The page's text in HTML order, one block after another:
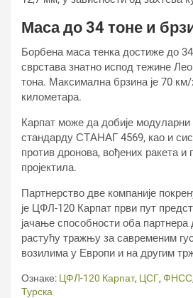
Маса до 34 тоне и
Борбена маса тенка достиже до
сврстава знатно испод тежине
тона. Максимална брзина је 70
километара.
Карпат може да добије
стандарду СТАНАГ 4569, као и
против дронова, вођених ракета и
пројектила.
Партнерство две компаније
је ЦФЛ-120 Карпат први пут
јачање способности оба партнера
растућу тражњу за савременим
возилима у Европи и на другим
Ознаке: ЦФЛ-120 Карпат, ЦСГ, ФНСС
Турска